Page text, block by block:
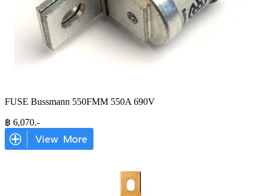
FUSE Bussmann 550FMM 550A 690V
฿ 6,070.-